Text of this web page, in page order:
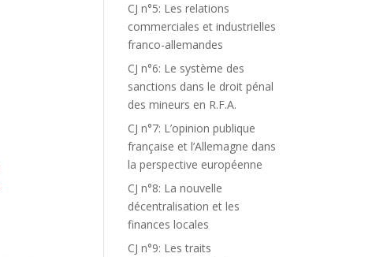
CJ n°5: Les relations
commerciales et industrielles
franco-allemandes
CJ n°6: Le système des
sanctions dans le droit pénal
des mineurs en R.F.A.
CJ n°7: L’opinion publique
française et l’Allemagne dans
la perspective européenne
CJ n°8: La nouvelle
décentralisation et les
finances locales
CJ n°9: Les traits